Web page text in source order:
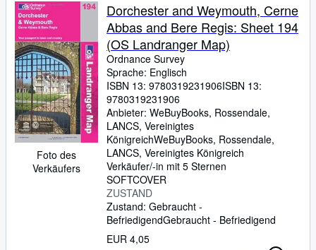
Foto des
Verkäufers
Dorchester and Weymouth, Cerne
Abbas and Bere Regis: Sheet 194
(OS Landranger Map)
Ordnance Survey
Sprache: Englisch
ISBN 13: 9780319231906ISBN 13:
9780319231906
Anbieter: WeBuyBooks, Rossendale,
LANCS, Vereinigtes
KönigreichWeBuyBooks, Rossendale,
LANCS, Vereinigtes Königreich
Verkäufer/-in mit 5 Sternen
SOFTCOVER
ZUSTAND
Zustand: Gebraucht -
BefriedigendGebraucht - Befriedigend
EUR 4,05